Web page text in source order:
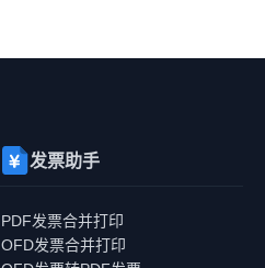
发票助手
PDF发票合并打印
OFD发票合并打印